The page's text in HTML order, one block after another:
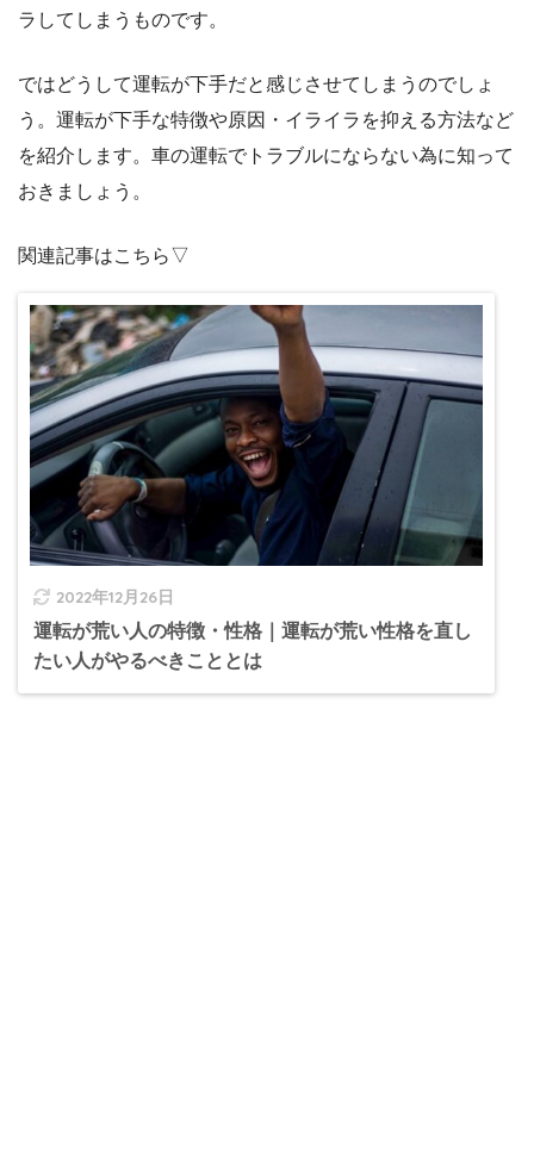
ラしてしまうものです。
ではどうして運転が下手だと感じさせてしまうのでしょ
う。運転が下手な特徴や原因・イライラを抑える方法など
を紹介します。車の運転でトラブルにならない為に知って
おきましょう。
関連記事はこちら▽
2022年12月26日
運転が荒い人の特徴・性格｜運転が荒い性格を直し
たい人がやるべきこととは